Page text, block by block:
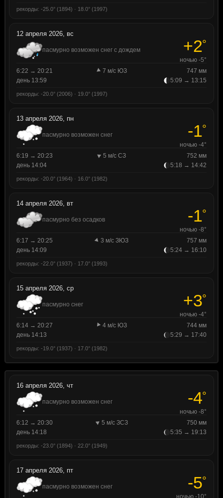
рекорды: -25.0° (1894) · 18.0° (1997)
12 апреля 2026, вс
пасмурно возможен снег с дождем +2°
ночью -5°
6:22 → 20:21
7 м/с ЮЗ
747 мм
день 13:59
5:09 → 13:15
рекорды: -20.0° (2006) · 19.0° (1997)
13 апреля 2026, пн
пасмурно возможен снег -1°
ночью -4°
6:19 → 20:23
5 м/с СЗ
752 мм
день 14:04
5:18 → 14:42
рекорды: -20.0° (1964) · 16.0° (1982)
14 апреля 2026, вт
пасмурно без осадков -1°
ночью -8°
6:17 → 20:25
3 м/с ЗЮЗ
757 мм
день 14:09
5:24 → 16:10
рекорды: -22.0° (1937) · 17.0° (1993)
15 апреля 2026, ср
пасмурно снег +3°
ночью -4°
6:14 → 20:27
4 м/с ЮЗ
744 мм
день 14:13
5:29 → 17:40
рекорды: -19.0° (1937) · 17.0° (1982)
16 апреля 2026, чт
пасмурно возможен снег -4°
ночью -8°
6:12 → 20:30
5 м/с ЗСЗ
750 мм
день 14:18
5:35 → 19:13
рекорды: -23.0° (1894) · 22.0° (1949)
17 апреля 2026, пт
пасмурно возможен снег -5°